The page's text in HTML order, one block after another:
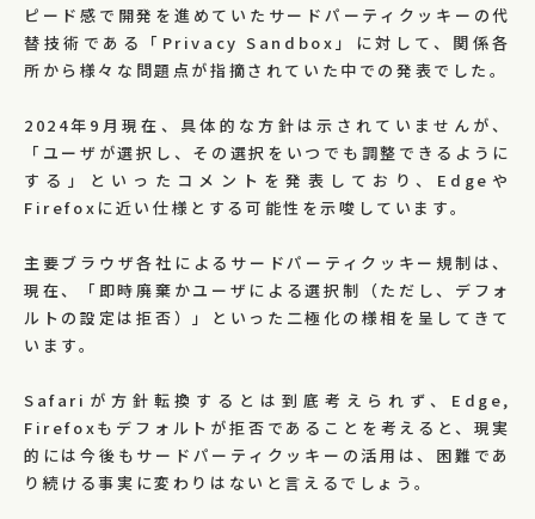
ピード感で開発を進めていたサードパーティクッキーの代
替技術である「Privacy Sandbox」に対して、関係各
所から様々な問題点が指摘されていた中での発表でした。
2024年9月現在、具体的な方針は示されていませんが、
「ユーザが選択し、その選択をいつでも調整できるように
する」といったコメントを発表しており、Edgeや
Firefoxに近い仕様とする可能性を示唆しています。
主要ブラウザ各社によるサードパーティクッキー規制は、
現在、「即時廃棄かユーザによる選択制（ただし、デフォ
ルトの設定は拒否）」といった二極化の様相を呈してきて
います。
Safariが方針転換するとは到底考えられず、Edge,
Firefoxもデフォルトが拒否であることを考えると、現実
的には今後もサードパーティクッキーの活用は、困難であ
り続ける事実に変わりはないと言えるでしょう。